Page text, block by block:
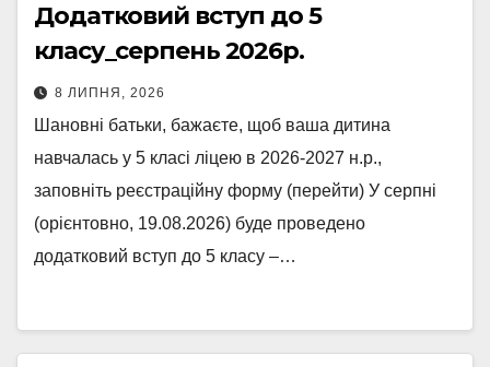
Додатковий вступ до 5
класу_серпень 2026р.
8 ЛИПНЯ, 2026
Шановні батьки, бажаєте, щоб ваша дитина
навчалась у 5 класі ліцею в 2026-2027 н.р.,
заповніть реєстраційну форму (перейти) У серпні
(орієнтовно, 19.08.2026) буде проведено
додатковий вступ до 5 класу –…